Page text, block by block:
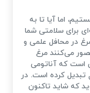
اما آیا تا به
برای سلامتی شما
در محافل علمی و
می‌کنند مرغ
است که آناتومی
تبدیل کرده است. در
که شاید تاکنون